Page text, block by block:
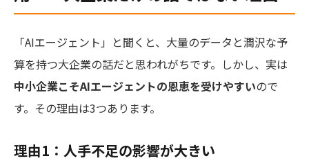
「AIエージェント」と聞くと、大量のデータと潤沢な予
算を持つ大企業の話だと思われがちです。しかし、実は
中小企業こそAIエージェントの恩恵を受けやすいので
す。その理由は3つあります。
理由1：人手不足の影響が大きい